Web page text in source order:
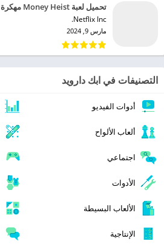
تحميل لعبة Money Heist مهكرة للاندرويد 2024
Netflix Inc.‏
مارس 9, 2024
التصنيفات في ابك دارويد
أدوات الفيديو
ألعاب الألواح
اجتماعي
الأدوات
الألعاب البسيطة
الإنتاجية